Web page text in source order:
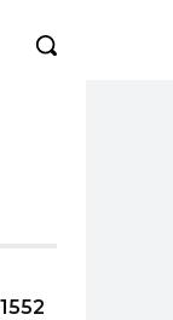
1552